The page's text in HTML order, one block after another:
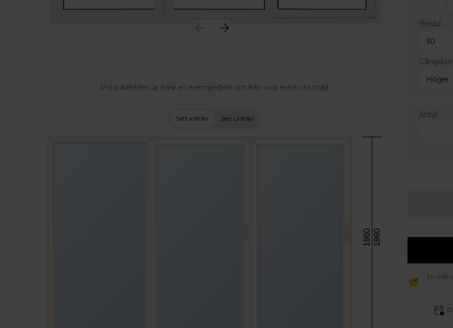
Produktbilden är bara en exempelbild och kan vara extra utrustad.
Sett inifrån Sett utifrån
1980
1980
Bredd
Gångdörr
Antal
En